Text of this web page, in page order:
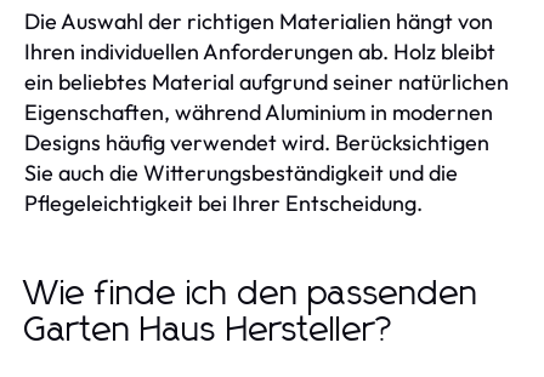
Die Auswahl der richtigen Materialien hängt von
Ihren individuellen Anforderungen ab. Holz bleibt
ein beliebtes Material aufgrund seiner natürlichen
Eigenschaften, während Aluminium in modernen
Designs häufig verwendet wird. Berücksichtigen
Sie auch die Witterungsbeständigkeit und die
Pflegeleichtigkeit bei Ihrer Entscheidung.
Wie finde ich den passenden
Garten Haus Hersteller?